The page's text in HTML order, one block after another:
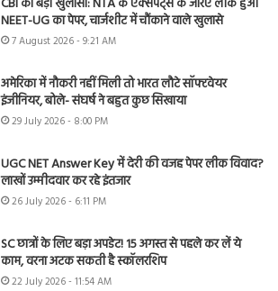
NEET-UG का पेपर, चार्जशीट में चौंकाने वाले खुलासे
7 August 2026 - 9:21 AM
अमेरिका में नौकरी नहीं मिली तो भारत लौटे सॉफ्टवेयर
इंजीनियर, बोले- संघर्ष ने बहुत कुछ सिखाया
29 July 2026 - 8:00 PM
UGC NET Answer Key में देरी की वजह पेपर लीक विवाद?
लाखों उम्मीदवार कर रहे इंतजार
26 July 2026 - 6:11 PM
SC छात्रों के लिए बड़ा अपडेट! 15 अगस्त से पहले कर लें ये
काम, वरना अटक सकती है स्कॉलरशिप
22 July 2026 - 11:54 AM